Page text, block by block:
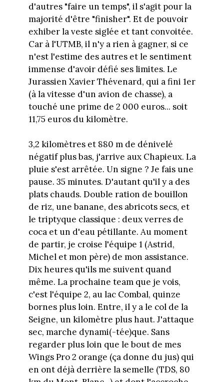
d'autres "faire un temps", il s'agit pour la
majorité d'être "finisher". Et de pouvoir
exhiber la veste siglée et tant convoitée.
Car à l'UTMB, il n'y a rien à gagner, si ce
n'est l'estime des autres et le sentiment
immense d'avoir défié ses limites. Le
Jurassien Xavier Thévenard, qui a fini 1er
(à la vitesse d'un avion de chasse), a
touché une prime de 2 000 euros... soit
11,75 euros du kilomètre.
3,2 kilomètres et 880 m de dénivelé
négatif plus bas, j'arrive aux Chapieux. La
pluie s'est arrêtée. Un signe ? Je fais une
pause. 35 minutes. D'autant qu'il y a des
plats chauds. Double ration de bouillon
de riz, une banane, des abricots secs, et
le triptyque classique : deux verres de
coca et un d'eau pétillante. Au moment
de partir, je croise l'équipe 1 (Astrid,
Michel et mon père) de mon assistance.
Dix heures qu'ils me suivent quand
même. La prochaine team que je vois,
c'est l'équipe 2, au lac Combal, quinze
bornes plus loin. Entre, il y a le col de la
Seigne, un kilomètre plus haut. J'attaque
sec, marche dynami(-tée)que. Sans
regarder plus loin que le bout de mes
Wings Pro 2 orange (ça donne du jus) qui
en ont déjà derrière la semelle (TDS, 80